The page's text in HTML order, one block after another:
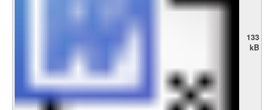
133
kB